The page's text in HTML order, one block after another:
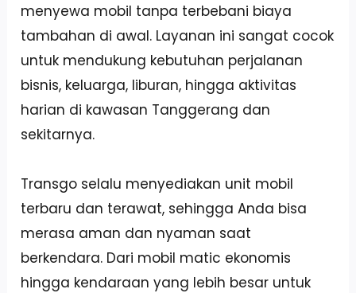
menyewa mobil tanpa terbebani biaya
tambahan di awal. Layanan ini sangat cocok
untuk mendukung kebutuhan perjalanan
bisnis, keluarga, liburan, hingga aktivitas
harian di kawasan Tanggerang dan
sekitarnya.
Transgo selalu menyediakan unit mobil
terbaru dan terawat, sehingga Anda bisa
merasa aman dan nyaman saat
berkendara. Dari mobil matic ekonomis
hingga kendaraan yang lebih besar untuk